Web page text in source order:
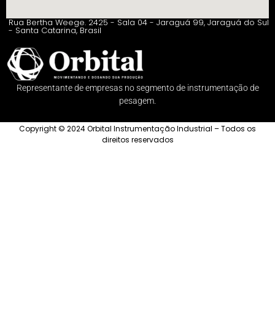
Rua Bertha Weege. 2425 - Sala 04 - Jaraguá 99, Jaraguá do Sul
- Santa Catarina, Brasil
Representante de empresas no segmento de instrumentação de
pesagem.
Copyright © 2024 Orbital Instrumentação Industrial – Todos os
direitos reservados